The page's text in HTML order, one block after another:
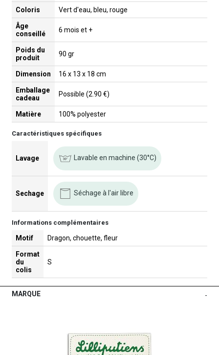
Coloris Vert d'eau, bleu, rouge
Âge
conseillé
6 mois et +
Poids du
produit
90 gr
Dimension 16 x 13 x 18 cm
Emballage
cadeau
Possible (2.90 €)
Matière 100% polyester
Caractéristiques spécifiques
Lavage Lavable en machine (30°C)
Sechage Séchage à l'air libre
Informations complémentaires
Motif Dragon, chouette, fleur
Format
du
colis
S
MARQUE -